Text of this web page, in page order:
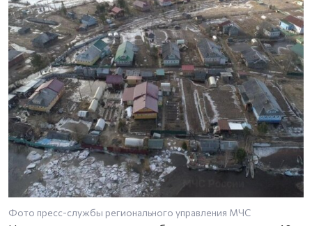
Фото пресс-службы регионального управления МЧС